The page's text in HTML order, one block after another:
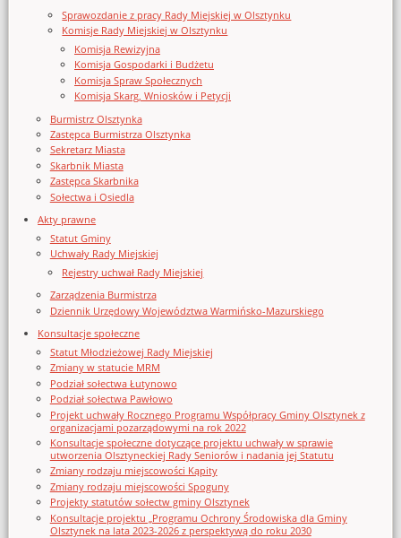
Sprawozdanie z pracy Rady Miejskiej w Olsztynku
Komisje Rady Miejskiej w Olsztynku
Komisja Rewizyjna
Komisja Gospodarki i Budżetu
Komisja Spraw Społecznych
Komisja Skarg, Wniosków i Petycji
Burmistrz Olsztynka
Zastępca Burmistrza Olsztynka
Sekretarz Miasta
Skarbnik Miasta
Zastępca Skarbnika
Sołectwa i Osiedla
Akty prawne
Statut Gminy
Uchwały Rady Miejskiej
Rejestry uchwał Rady Miejskiej
Zarządzenia Burmistrza
Dziennik Urzędowy Województwa Warmińsko-Mazurskiego
Konsultacje społeczne
Statut Młodzieżowej Rady Miejskiej
Zmiany w statucie MRM
Podział sołectwa Łutynowo
Podział sołectwa Pawłowo
Projekt uchwały Rocznego Programu Współpracy Gminy Olsztynek z
organizacjami pozarządowymi na rok 2022
Konsultacje społeczne dotyczące projektu uchwały w sprawie
utworzenia Olsztyneckiej Rady Seniorów i nadania jej Statutu
Zmiany rodzaju miejscowości Kąpity
Zmiany rodzaju miejscowości Spoguny
Projekty statutów sołectw gminy Olsztynek
Konsultacje projektu „Programu Ochrony Środowiska dla Gminy
Olsztynek na lata 2023-2026 z perspektywą do roku 2030